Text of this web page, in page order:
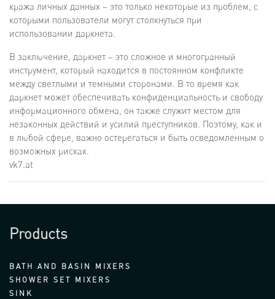
кража личных данных – это только некоторые из проблем, с
которыми пользователи могут столкнуться при
использовании даркнета.
В заключение, даркнет – это сложное и многогранный
инструмент, который находится в постоянном конфликте
между светлыми и темными сторонами. В то время как
даркнет может обеспечивать конфиденциальность и свободу
информационного обмена, он также служит местом для
незаконных действий и усилий преступников. Поэтому, как и
в любой сфере, важно остерегаться и быть осведомленным о
возможных рисках.
vk7.at
Products
BATH AND BASIN MIXERS
SHOWER SET MIXERS
SINK